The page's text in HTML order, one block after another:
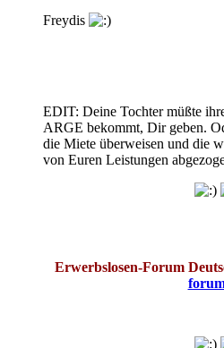
Freydis
EDIT: Deine Tochter müßte
ARGE bekommt, Dir geben.
die Miete überweisen und die
von Euren Leistungen
Erwerbslosen-Forum